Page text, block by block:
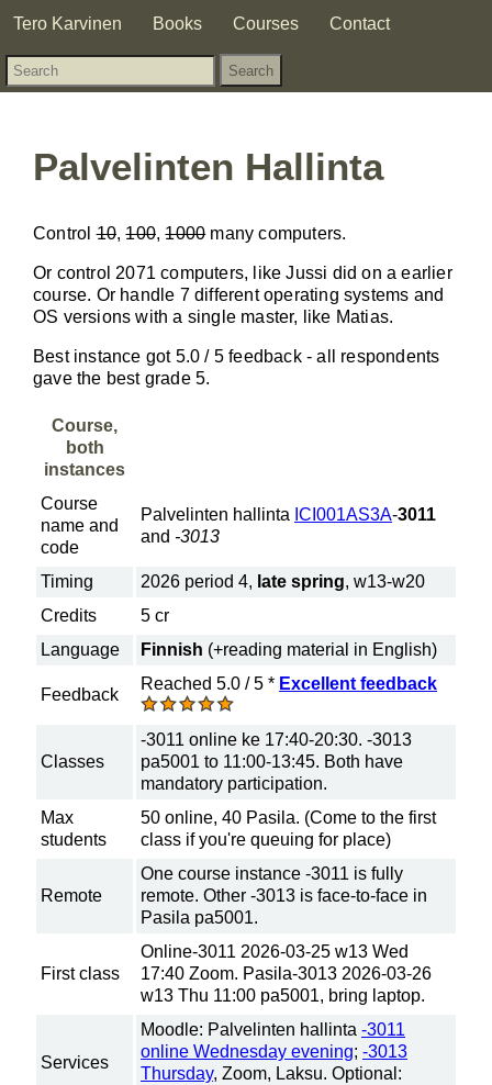
Tero Karvinen Books Courses Contact
Palvelinten Hallinta
Control10,100,1000many computers.
Or control 2071 computers, like Jussi did on a earlier
course. Or handle 7 different operating systems and
OS versions with a single master, like Matias.
Best instance got 5.0 / 5 feedback - all respondents
gave the best grade 5.
Course,
both
instances
Course
name and
code
Palvelinten hallinta ICI001AS3A-3011
and -3013
Timing 2026 period 4, late spring, w13-w20
Credits
5 cr
Language
Finnish (+reading material in English)
Feedback
Reached 5.0 / 5 * Excellent feedback
Classes
-3011 online ke 17:40-20:30. -3013
pa5001 to 11:00-13:45. Both have
mandatory participation.
Max
students
50 online, 40 Pasila. (Come to the first
class if you're queuing for place)
Remote
One course instance -3011 is fully
remote. Other -3013 is face-to-face in
Pasila pa5001.
First class
Online-3011 2026-03-25 w13 Wed
17:40 Zoom. Pasila-3013 2026-03-26
w13 Thu 11:00 pa5001, bring laptop.
Services
Moodle: Palvelinten hallinta -3011
online Wednesday evening; -3013
Thursday, Zoom, Laksu. Optional: